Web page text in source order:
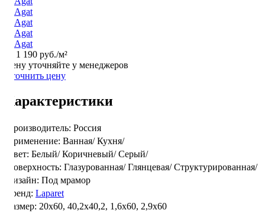
1 190 руб./м²
Цену уточняйте у менеджеров
Уточнить цену
Характеристики
Производитель: Россия
Применение: Ванная/ Кухня/
Цвет: Белый/ Коричневый/ Серый/
Поверхность: Глазурованная/ Глянцевая/ Структурированная/
Дизайн: Под мрамор
Бренд: Laparet
Размер: 20x60, 40,2x40,2, 1,6x60, 2,9x60